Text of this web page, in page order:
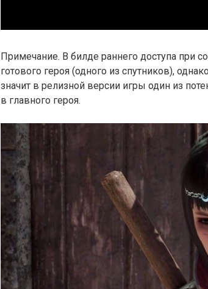
Примечание. В билде раннего доступа при
готового героя (одного из спутников),
значит в релизной версии игры один из
в главного героя.